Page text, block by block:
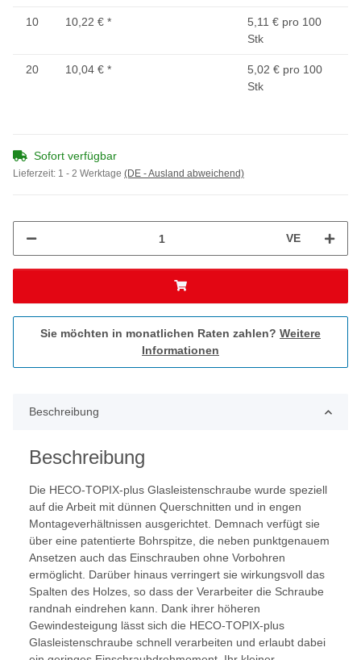
10 10,22 € *
5,11 € pro 100
Stk
20 10,04 € *
5,02 € pro 100
Stk
Sofort verfügbar
Lieferzeit: 1 - 2 Werktage (DE - Ausland abweichend)
VE
Sie möchten in monatlichen Raten zahlen? Weitere
Informationen
Beschreibung
Beschreibung
Die HECO-TOPIX-plus Glasleistenschraube wurde speziell
auf die Arbeit mit dünnen Querschnitten und in engen
Montageverhältnissen ausgerichtet. Demnach verfügt sie
über eine patentierte Bohrspitze, die neben punktgenauem
Ansetzen auch das Einschrauben ohne Vorbohren
ermöglicht. Darüber hinaus verringert sie wirkungsvoll das
Spalten des Holzes, so dass der Verarbeiter die Schraube
randnah eindrehen kann. Dank ihrer höheren
Gewindesteigung lässt sich die HECO-TOPIX-plus
Glasleistenschraube schnell verarbeiten und erlaubt dabei